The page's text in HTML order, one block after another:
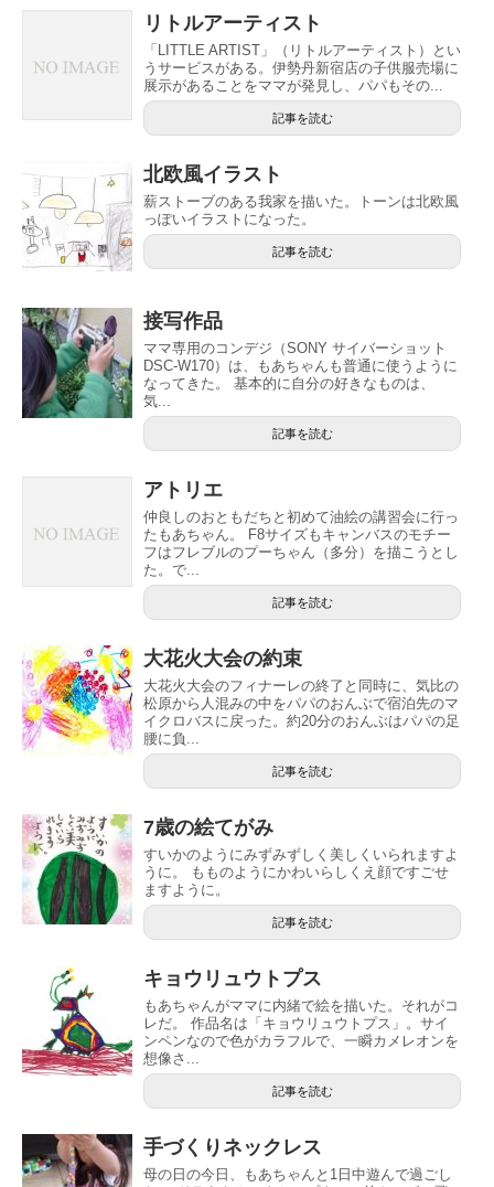
リトルアーティスト
「LITTLE ARTIST」（リトルアーティスト）とい
うサービスがある。伊勢丹新宿店の子供服売場に
展示があることをママが発見し、パパもその...
記事を読む
北欧風イラスト
薪ストーブのある我家を描いた。トーンは北欧風
っぽいイラストになった。
記事を読む
接写作品
ママ専用のコンデジ（SONY サイバーショット
DSC-W170）は、もあちゃんも普通に使うように
なってきた。 基本的に自分の好きなものは、
気...
記事を読む
アトリエ
仲良しのおともだちと初めて油絵の講習会に行っ
たもあちゃん。 F8サイズもキャンバスのモチー
フはフレブルのプーちゃん（多分）を描こうとし
た。で...
記事を読む
大花火大会の約束
大花火大会のフィナーレの終了と同時に、気比の
松原から人混みの中をパパのおんぶで宿泊先のマ
イクロバスに戻った。約20分のおんぶはパパの足
腰に負...
記事を読む
7歳の絵てがみ
すいかのようにみずみずしく美しくいられますよ
うに。 もものようにかわいらしくえ顔ですごせ
ますように。
記事を読む
キョウリュウトプス
もあちゃんがママに内緒で絵を描いた。それがコ
レだ。 作品名は「キョウリュウトプス」。サイ
ンペンなので色がカラフルで、一瞬カメレオンを
想像さ...
記事を読む
手づくりネックレス
母の日の今日、もあちゃんと1日中遊んで過ごし